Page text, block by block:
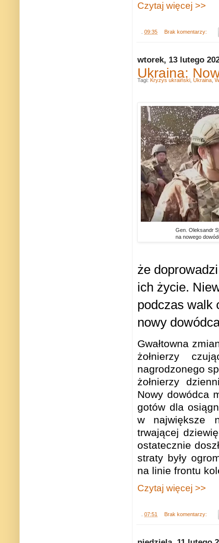
Czytaj więcej >>
09:35 Brak komentarzy:
wtorek, 13 lutego
Ukraina:
Gen. Oleksandr
na nowego
że
ich życie.
podczas walk
nowy
Gwałtowna
żołnierzy
nagrodzonego
żołnierzy
Nowy dowódca
gotów dla
w największe
trwającej
ostatecznie
straty były
na linie frontu
Czytaj więcej >>
07:51 Brak komentarzy:
Tagi: Kryzys ukraiński Ukraina